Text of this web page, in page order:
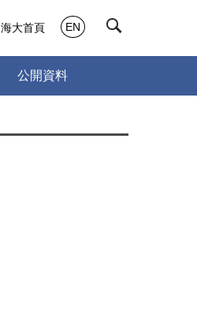
公開資料
海大首頁 EN